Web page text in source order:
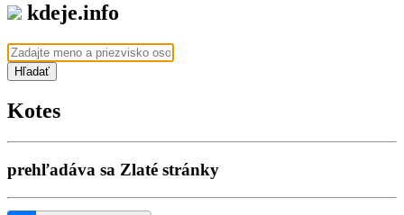
kdeje.info
Hľadať
Kotes
prehľadáva sa Zlaté stránky